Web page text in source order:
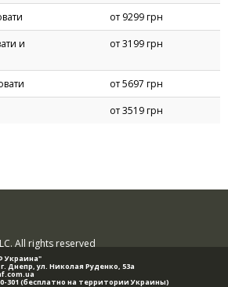
от 9299 грн
и
от 3199 грн
от 5697 грн
от 3519 грн
Украина"
г. Днепр,ул. Николая Руденко, 53а
301 (бесплатно на территории Украины)
All rights reserved